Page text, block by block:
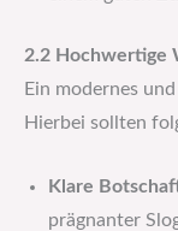
2.2 Hochwertige
Ein modernes
Hierbei sollten
Klare
prägnanter